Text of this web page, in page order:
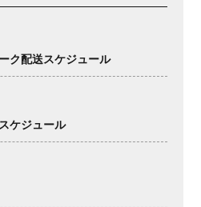
ク配送スケジュール
ケジュール